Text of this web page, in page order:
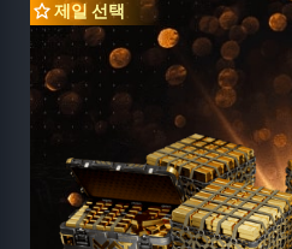
제일 선택